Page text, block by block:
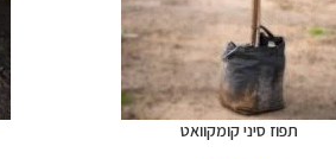
תפוז סיני קומקוואט